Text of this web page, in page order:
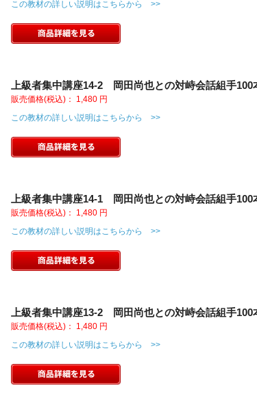
この教材の詳しい説明はこちらから >>
上級者集中講座14-2 岡田尚也との対峙会話組手100
販売価格(税込)： 1,480 円
この教材の詳しい説明はこちらから >>
上級者集中講座14-1 岡田尚也との対峙会話組手100
販売価格(税込)： 1,480 円
この教材の詳しい説明はこちらから >>
上級者集中講座13-2 岡田尚也との対峙会話組手100
販売価格(税込)： 1,480 円
この教材の詳しい説明はこちらから >>